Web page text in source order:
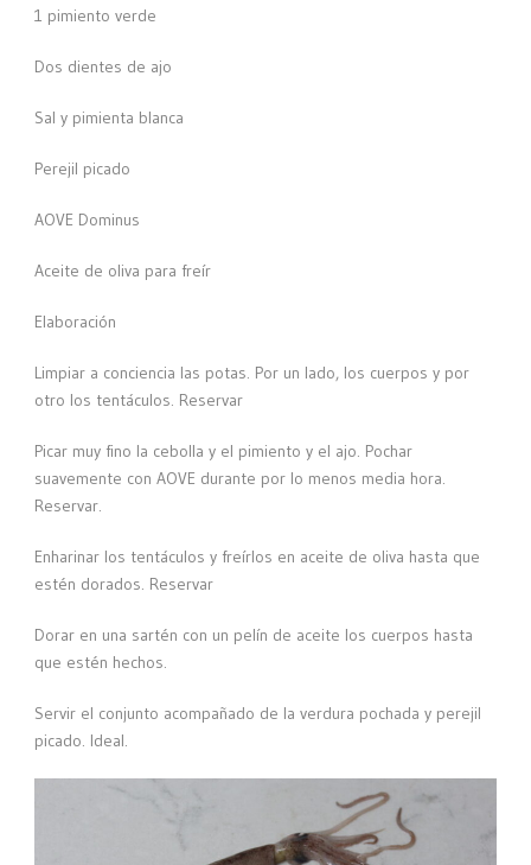
1 pimiento verde
Dos dientes de ajo
Sal y pimienta blanca
Perejil picado
AOVE Dominus
Aceite de oliva para freír
Elaboración
Limpiar a conciencia las potas. Por un lado, los cuerpos y por
otro los tentáculos. Reservar
Picar muy fino la cebolla y el pimiento y el ajo. Pochar
suavemente con AOVE durante por lo menos media hora.
Reservar.
Enharinar los tentáculos y freírlos en aceite de oliva hasta que
estén dorados. Reservar
Dorar en una sartén con un pelín de aceite los cuerpos hasta
que estén hechos.
Servir el conjunto acompañado de la verdura pochada y perejil
picado. Ideal.